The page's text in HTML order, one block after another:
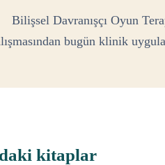
Bilişsel Davranışçı Oyun
bugün klinik
kitaplar